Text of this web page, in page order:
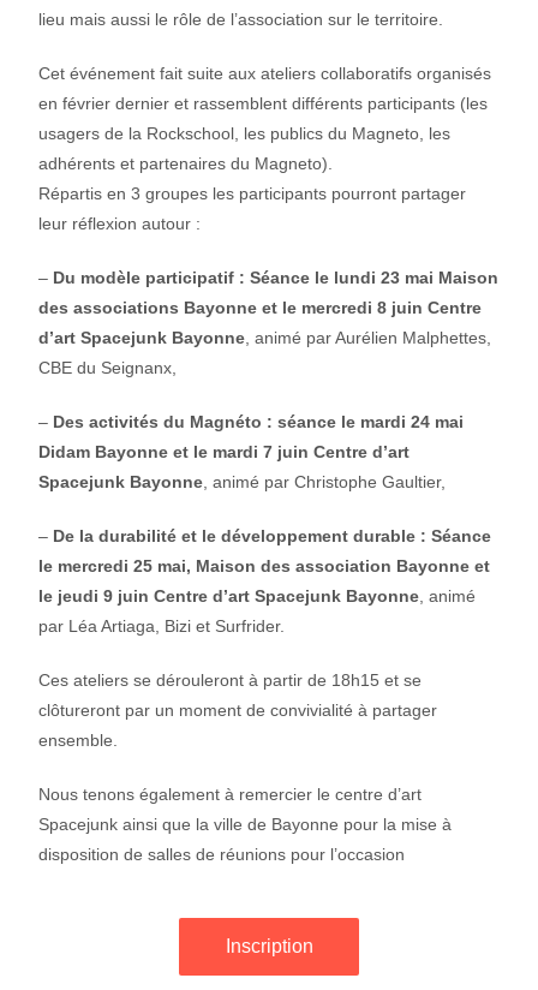
lieu mais aussi le rôle de l’association sur le territoire.
Cet événement fait suite aux ateliers collaboratifs organisés
en février dernier et rassemblent différents participants (les
usagers de la Rockschool, les publics du Magneto, les
adhérents et partenaires du Magneto).
Répartis en 3 groupes les participants pourront partager
leur réflexion autour :
– Du modèle participatif : Séance le lundi 23 mai Maison
des associations Bayonne et le mercredi 8 juin Centre
d’art Spacejunk Bayonne , animé par Aurélien Malphettes,
CBE du Seignanx,
– Des activités du Magnéto : séance le mardi 24 mai
Didam Bayonne et le mardi 7 juin Centre d’art
Spacejunk Bayonne , animé par Christophe Gaultier,
– De la durabilité et le développement durable : Séance
le mercredi 25 mai, Maison des association Bayonne et
le jeudi 9 juin Centre d’art Spacejunk Bayonne , animé
par Léa Artiaga, Bizi et Surfrider.
Ces ateliers se dérouleront à partir de 18h15 et se
clôtureront par un moment de convivialité à partager
ensemble.
Nous tenons également à remercier le centre d’art
Spacejunk ainsi que la ville de Bayonne pour la mise à
disposition de salles de réunions pour l’occasion
Inscription